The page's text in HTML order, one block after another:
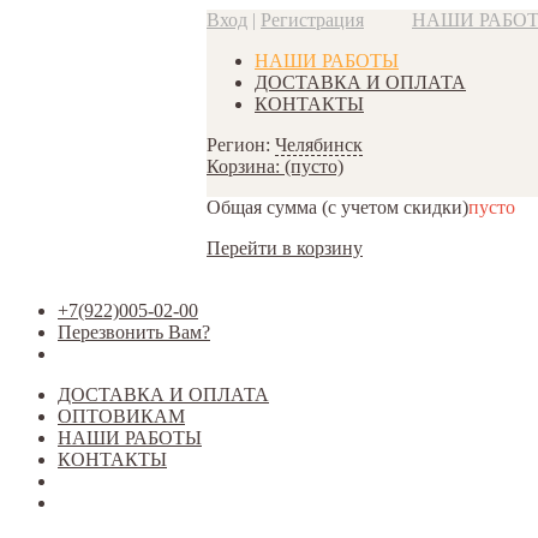
Вход | Регистрация НАШИ
НАШИ РАБОТЫ
ДОСТАВКА И ОПЛАТА
КОНТАКТЫ
Регион: Челябинск
Корзина: (пусто)
Общая сумма (с учетом скидки)пусто
Перейти в корзину
+7(922)005-02-00
Перезвонить Вам?
ДОСТАВКА И ОПЛАТА
ОПТОВИКАМ
НАШИ РАБОТЫ
КОНТАКТЫ